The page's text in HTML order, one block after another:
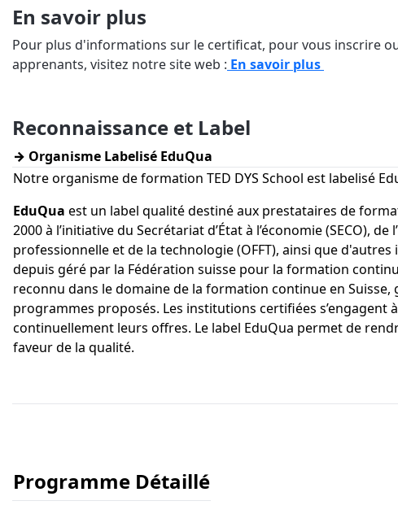
En savoir plus
Pour plus d'informations sur le certificat, pour vous inscrire
apprenants, visitez notre site web : En savoir plus
Reconnaissance et Label
→ Organisme Labelisé EduQua
Notre organisme de formation TED DYS School est labelisé
​EduQua est un label qualité destiné aux prestataires de
2000 à l’initiative du Secrétariat d’État à l’économie (SECO),
professionnelle et de la technologie (OFFT), ainsi que d'autres
depuis géré par la Fédération suisse pour la formation
reconnu dans le domaine de la formation continue en Suisse,
programmes proposés. Les institutions certifiées s’engagent
continuellement leurs offres. Le label EduQua permet de
faveur de la qualité.
Programme Détaillé